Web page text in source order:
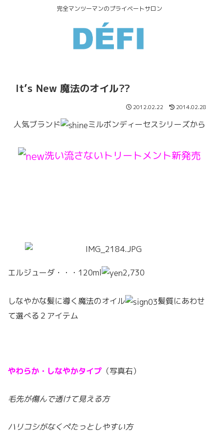
完全マンツーマンのプライベートサロン
It’s New 魔法のオイル??
2012.02.22 2014.02.28
人気ブランド ミルボンディーセスシリーズから
洗い流さないトリートメント新発売
エルジューダ・・・120ml 2,730
しなやかな髪に導く魔法のオイル
髪質にあわせ
て選べる２アイテム
やわらか・しなやかタイプ （写真右）
毛先が傷んで透けて見える方
ハリコシがなくぺたっとしやすい方